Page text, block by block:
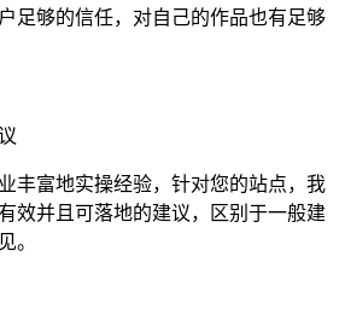
足够的信任，对自己的作品也有足够
丰富地实操经验，针对您的站点，我
效并且可落地的建议，区别于一般建
。